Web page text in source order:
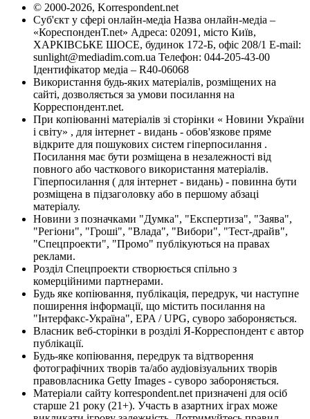
© 2000-2026, Korrespondent.net
Суб'єкт у сфері онлайн-медіа Назва онлайн-медіа –
«КореспонденТ.net» Адреса: 02091, місто Київ,
ХАРКІВСЬКЕ ШОСЕ, будинок 172-Б, офіс 208/1 E-mail:
sunlight@mediadim.com.ua Телефон: 044-205-43-00
Ідентифікатор медіа – R40-06068
Використання будь-яких матеріалів, розміщених на
сайті, дозволяється за умови посилання на
Корреспондент.net.
При копіюванні матеріалів зі сторінки « Новини України
і світу» , для інтернет - видань - обов'язкове пряме
відкрите для пошукових систем гіперпосилання .
Посилання має бути розміщена в незалежності від
повного або часткового використання матеріалів.
Гіперпосилання ( для інтернет - видань) - повинна бути
розміщена в підзаголовку або в першому абзаці
матеріалу.
Новини з позначками "Думка", "Експертиза", "Заява",
"Регіони", "Гроші", "Влада", "Вибори", "Тест-драйв",
"Спецпроекти", "Промо" публікуються на правах
реклами.
Розділ Спецпроекти створюється спільно з
комерційними партнерами.
Будь яке копіювання, публікація, передрук, чи наступне
поширення інформації, що містить посилання на
"Інтерфакс-Україна", EPA / UPG, суворо забороняється.
Власник веб-сторінки в розділі Я-Корреспондент є автор
публікації.
Будь-яке копіювання, передрук та відтворення
фотографічних творів та/або аудіовізуальних творів
правовласника Getty Images - суворо забороняється.
Матеріали сайту korrespondent.net призначені для осіб
старше 21 року (21+). Участь в азартних іграх може